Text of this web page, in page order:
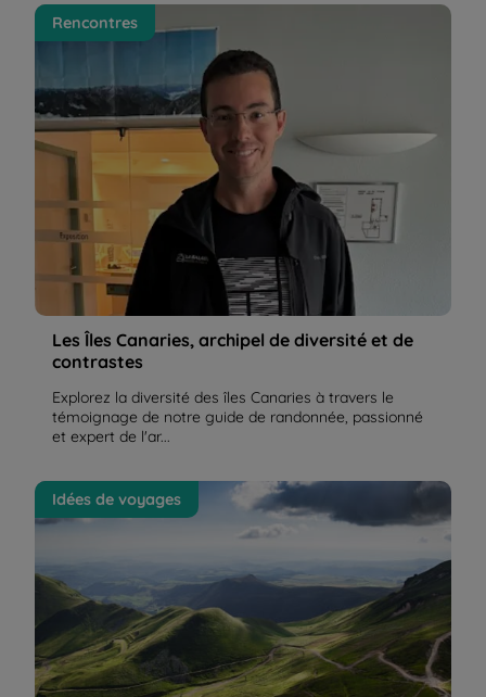
Les Îles Canaries, archipel de diversité et de
contrastes
Rencontres
Les Îles Canaries, archipel de diversité et de
contrastes
Explorez la diversité des îles Canaries à travers le
témoignage de notre guide de randonnée, passionné
et expert de l'ar...
Quel est le point culminant du Massif Central ? | La
Balaguère
Idées de voyages